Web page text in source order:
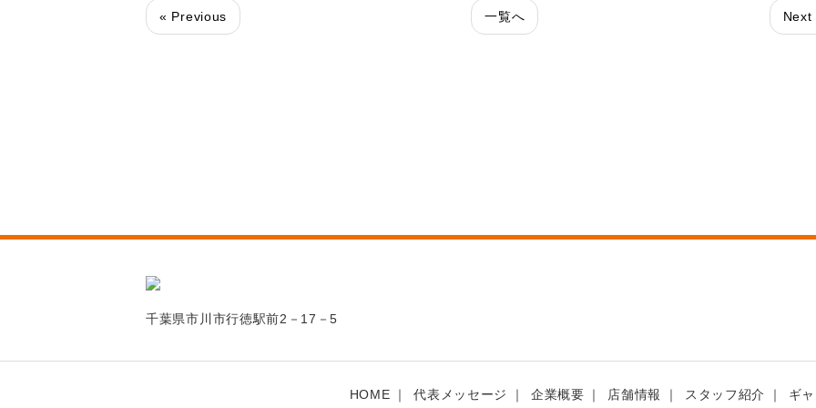
« Previous 一覧へ Next
千葉県市川市行徳駅前2－17－5
HOME 代表メッセージ 企業概要 店舗情報 スタッフ紹介 ギ